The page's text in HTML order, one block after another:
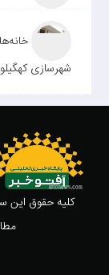
شهرسازی
کليه حقوق اين